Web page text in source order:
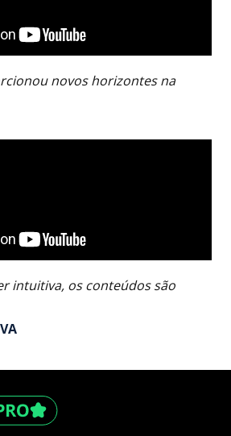
novos horizontes na
intuitiva, os conteúdos são